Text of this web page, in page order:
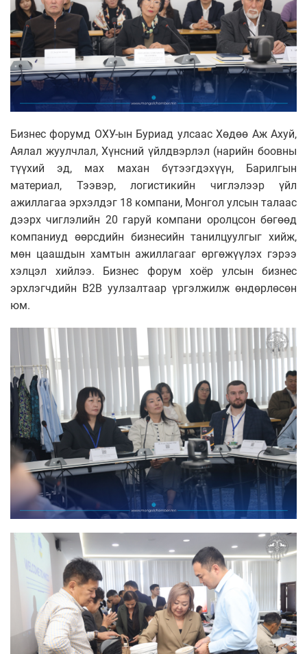
Бизнес форумд ОХУ-ын Буриад улсаас Хөдөө Аж Ахуй,
Аялал жуулчлал, Хүнсний үйлдвэрлэл (нарийн боовны
түүхий эд, мах махан бүтээгдэхүүн, Барилгын
материал, Тээвэр, логистикийн чиглэлээр үйл
ажиллагаа эрхэлдэг 18 компани, Монгол улсын талаас
дээрх чиглэлийн 20 гаруй компани оролцсон бөгөөд
компаниуд өөрсдийн бизнесийн танилцуулгыг хийж,
мөн цаашдын хамтын ажиллагааг өргөжүүлэх гэрээ
хэлцэл хийлээ. Бизнес форум хоёр улсын бизнес
эрхлэгчдийн B2B уулзалтаар үргэлжилж өндөрлөсөн
юм.